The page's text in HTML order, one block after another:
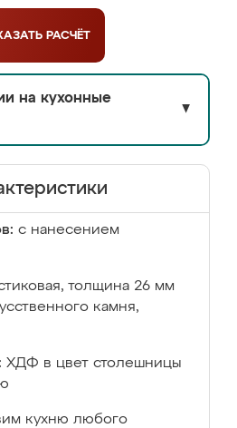
РАСЧЁТ
на кухонные
▼
с нанесением
толщина 26 мм
камня,
ХДФ в цвет столешницы
кухню любого